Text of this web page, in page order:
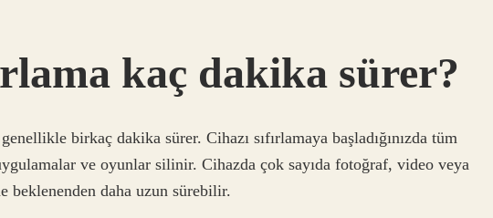
kaç dakika sürer?
birkaç dakika sürer. Cihazı sıfırlamaya başladığınızda tüm
ve oyunlar silinir. Cihazda çok sayıda fotoğraf, video veya
beklenenden daha uzun sürebilir.